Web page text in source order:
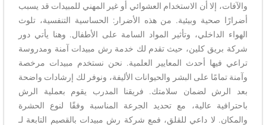
والآفات، إلا أن الاستخدام العشوائي أو غير المهني للمبيدات قد يسبب
أضرارًا صحية وبيئية. من هذه الأضرار: الحساسية التنفسية، تلوث
الهواء الداخلي، وتأثير المواد السامة على الأطفال. وهنا يأتي دور
شركة بريق كلين، حيث تقدم لك خدمة رش مبيدات آمنة ومدروسة
تراعي فيها أحدث المعايير العلمية. نحن نستخدم مبيدات مرخصة
وآمنة تمامًا على البشر والحيوانات الأليفة، ونوفر لك إرشادات واضحة
بعد الرش لضمان سلامتك. فريقنا المدرب يقوم بعملية الرش
باحترافية عالية، مع تحديد الجرعة المناسبة وفقًا لنوع الحشرة
والمكان. لا داعي للقلق، فمع شركة رش مبيدات بالقصيم التابعة لـ